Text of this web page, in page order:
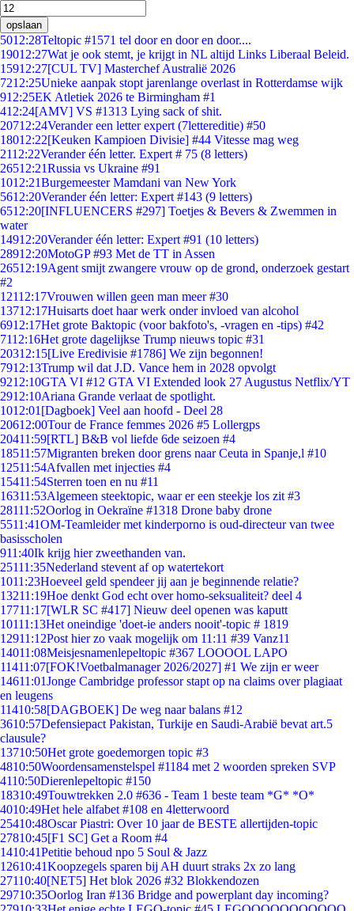
opslaan
5012:28Teltopic #1571 tel door en door en door....
19012:27Wat je ook stemt, je krijgt in NL altijd Links Liberaal Beleid.
15912:27[CUL TV] Masterchef Australië 2026
7212:25Unieke aanpak stopt jarenlange overlast in Rotterdamse wijk
912:25EK Atletiek 2026 te Birmingham #1
412:24[AMV] VS #1313 Lying sack of shit.
20712:24Verander een letter expert (7lettereditie) #50
18012:22[Keuken Kampioen Divisie] #44 Vitesse mag weg
2112:22Verander één letter. Expert # 75 (8 letters)
26512:21Russia vs Ukraine #91
1012:21Burgemeester Mamdani van New York
5612:20Verander één letter: Expert #143 (9 letters)
6512:20[INFLUENCERS #297] Toetjes & Bevers & Zwemmen in
water
14912:20Verander één letter: Expert #91 (10 letters)
28912:20MotoGP #93 Met de TT in Assen
26512:19Agent smijt zwangere vrouw op de grond, onderzoek gestart
#2
12112:17Vrouwen willen geen man meer #30
13712:17Huisarts doet haar werk onder invloed van alcohol
6912:17Het grote Baktopic (voor bakfoto's, -vragen en -tips) #42
7112:16Het grote dagelijkse Trump nieuws topic #31
20312:15[Live Eredivisie #1786] We zijn begonnen!
7912:13Trump wil dat J.D. Vance hem in 2028 opvolgt
9212:10GTA VI #12 GTA VI Extended look 27 Augustus Netflix/YT
2912:10Ariana Grande verlaat de spotlight.
1012:01 [Dagboek] Veel aan hoofd - Deel 28
20612:00Tour de France femmes 2026 #5 Lollergps
20411:59[RTL] B&B vol liefde 6de seizoen #4
18511:57Migranten breken door grens naar Ceuta in Spanje,l #10
12511:54Afvallen met injecties #4
15411:54Sterren toen en nu #11
16311:53Algemeen steektopic, waar er een steekje los zit #3
28111:52Oorlog in Oekraïne #1318 Drone baby drone
5511:41OM-Teamleider met kinderporno is oud-directeur van twee
basisscholen
911:40Ik krijg hier zweethanden van.
25111:35Nederland stevent af op watertekort
1011:23Hoeveel geld spendeer jij aan je beginnende relatie?
13211:19Hoe denkt God echt over homo-seksualiteit? deel 4
17711:17[WLR SC #417] Nieuw deel openen was kaputt
10111:13Het oneindige 'doet-ie anders nooit'-topic # 1819
12911:12Post hier zo vaak mogelijk om 11:11 #39 Vanz11
14011:08Meisjesnamenlepeltopic #367 LOOOOL LAPO
11411:07[FOK!Voetbalmanager 2026/2027] #1 We zijn er weer
14611:01Jonge Cambridge professor stapt op na claims over plagiaat
en leugens
11410:58[DAGBOEK] De weg naar balans #12
3610:57Defensiepact Pakistan, Turkije en Saudi-Arabië bevat art.5
clausule?
13710:50Het grote goedemorgen topic #3
4810:50Woordensamenstelspel #1184 met 2 woorden spreken SVP
4110:50Dierenlepeltopic #150
18310:49Touwtrekken 2.0 #636 - Team 1 beste team *G* *O*
4010:49Het hele alfabet #108 en 4letterwoord
25410:48Oscar Piastri: Over 10 jaar de BESTE allertijden-topic
27810:45[F1 SC] Get a Room #4
1410:41Petitie behoud npo 5 Soul & Jazz
12610:41Koopzegels sparen bij AH duurt straks 2x zo lang
27110:40[NET5] Het blok 2026 #32 Blokkendozen
29710:35Oorlog Iran #136 Bridge and powerplant day incoming?